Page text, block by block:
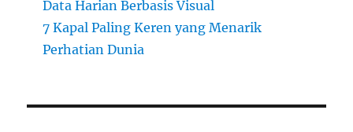
Data Harian Berbasis Visual
7 Kapal Paling Keren yang Menarik
Perhatian Dunia